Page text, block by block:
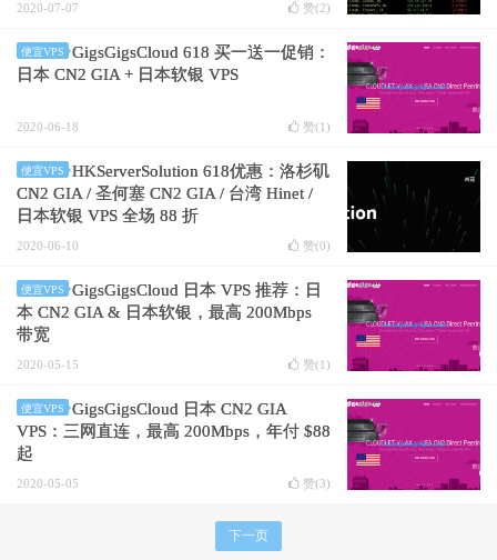
2020-07-07 赞(2)
便宜VPS
GigsGigsCloud 618 买一送一促销：
日本 CN2 GIA + 日本软银 VPS
2020-06-18 赞(1 )
便宜VPS
HKServerSolution 618优惠：洛杉矶
CN2 GIA / 圣何塞 CN2 GIA / 台湾 Hinet /
日本软银 VPS 全场 88 折
2020-06-10 赞(0)
便宜VPS
GigsGigsCloud 日本 VPS 推荐：日
本 CN2 GIA & 日本软银，最高 200Mbps
带宽
2020-05-15 赞(1 )
便宜VPS
GigsGigsCloud 日本 CN2 GIA
VPS：三网直连，最高 200Mbps，年付 $88
起
2020-05-05 赞(3)
下一页